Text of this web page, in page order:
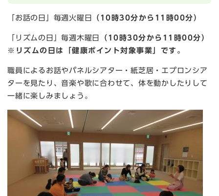
「お話の日」毎週火曜日 （10時30分から11時00分）
「リズムの日」毎週木曜日
（10時30分から11時00分）
※リズムの日は「健康ポイント対象事業」です。
職員によるお話やパネルシアター・紙芝居・エプロンシア
ターを見たり、音楽や歌に合わせて、体を動かしたりして
一緒に楽しみましょう。